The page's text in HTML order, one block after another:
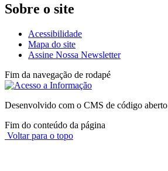
Sobre o site
Acessibilidade
Mapa do site
Assine Nossa Newsletter
Fim da navegação de rodapé
Desenvolvido com o CMS de código aberto
Fim do conteúdo da página
Voltar para o topo